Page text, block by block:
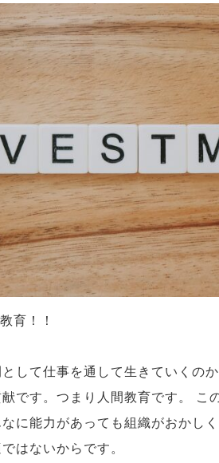
育！！
して仕事を通して生きていくの
です。つまり人間教育です。 こ
に能力があっても組織がおかし
はないからです。